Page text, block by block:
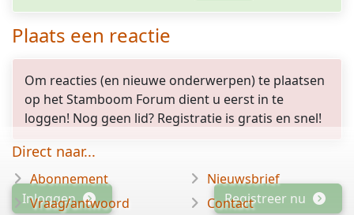
Plaats een reactie
Om reacties (en nieuwe onderwerpen) te plaatsen
op het Stamboom Forum dient u eerst in te
loggen! Nog geen lid? Registratie is gratis en snel!
Inloggen Registreer nu
Direct naar...
Abonnement
Vraag/antwoord
Nieuwsbrief
Contact